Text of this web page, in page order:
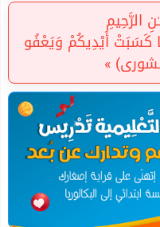
الرَّحِيمِ
كَسَبَتْ أَيْدِيكُمْ وَيَعْفُو